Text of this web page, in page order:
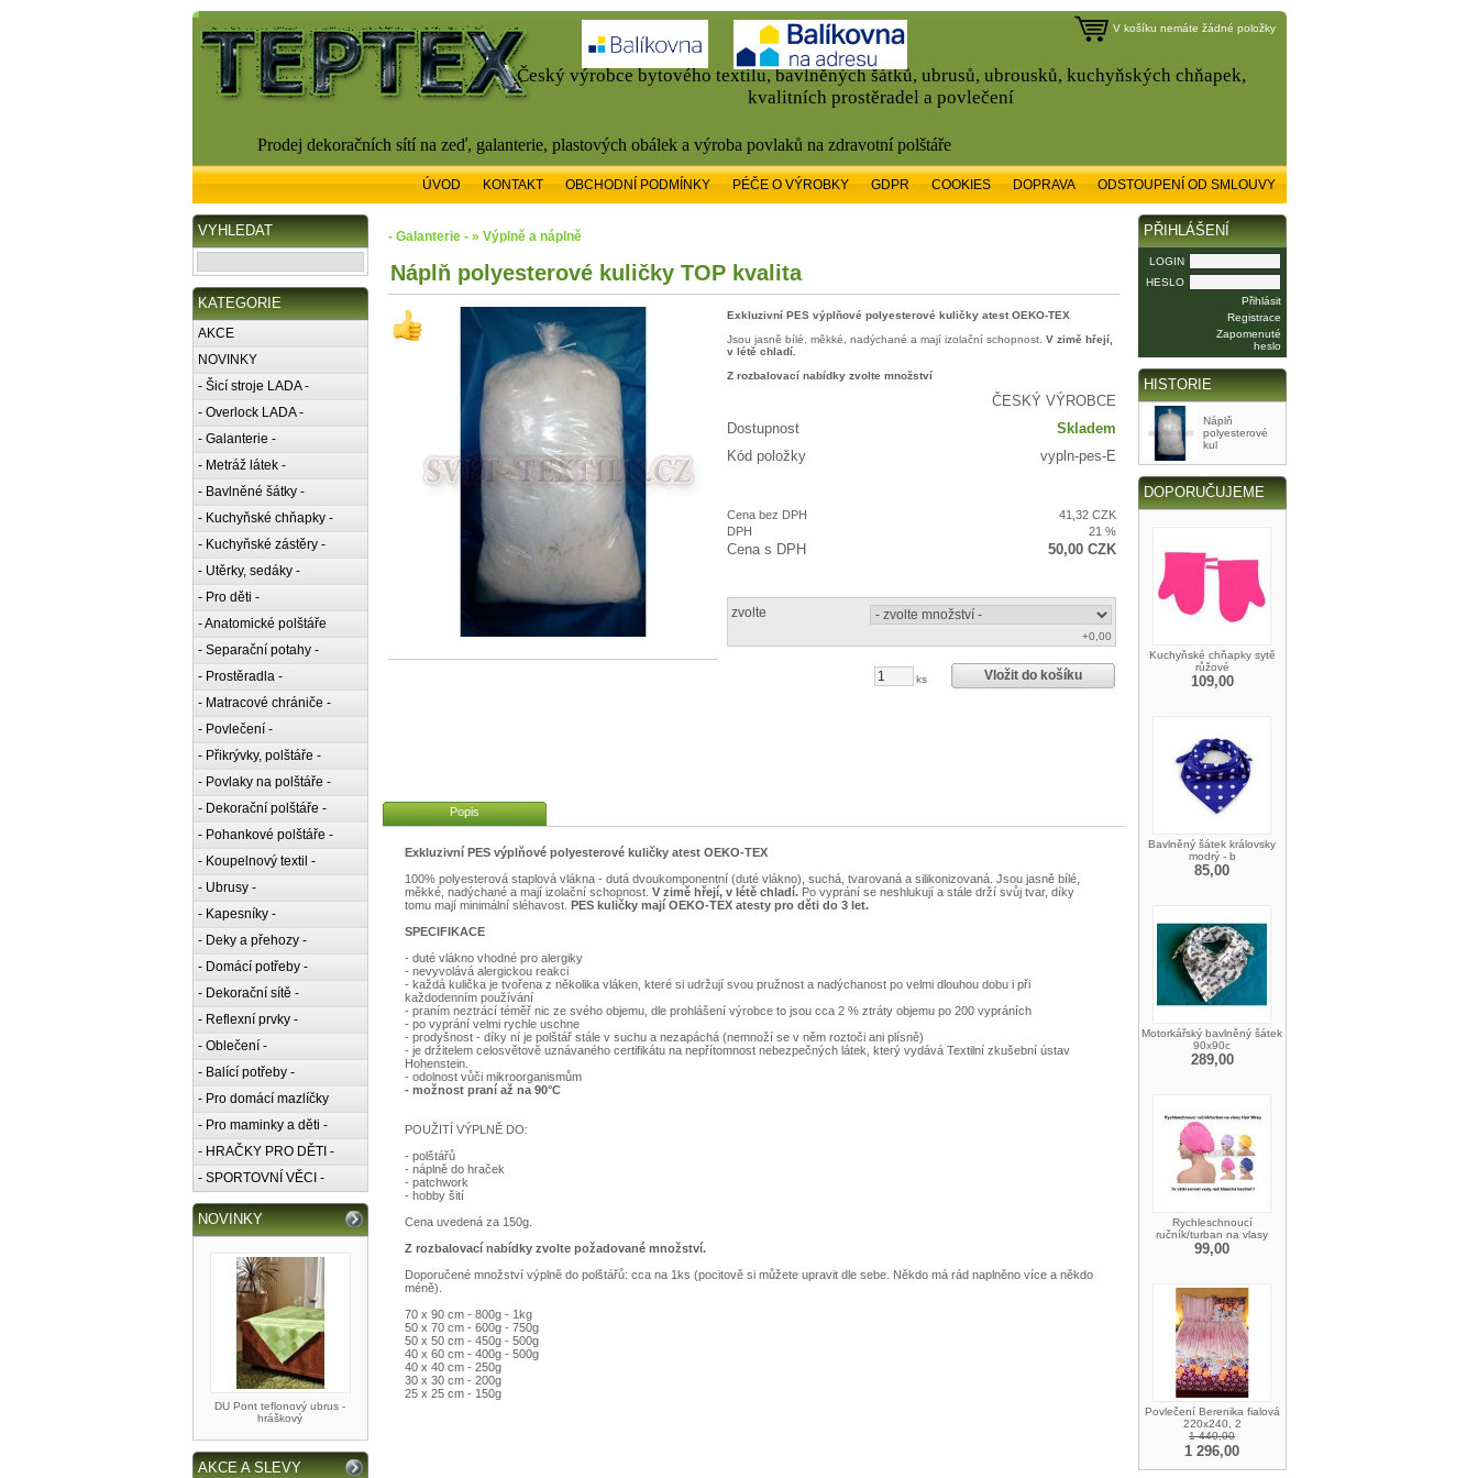
Český výrobce bytového textilu, bavlněných šátků, ubrusů, ubrousků, kuchyňských chňapek,
kvalitních prostěradel a povlečení
Prodej dekoračních sítí na zeď, galanterie, plastových obálek a výroba povlaků na zdravotní polštáře
V košíku nemáte žádné položky
ÚVOD KONTAKT OBCHODNÍ PODMÍNKY PÉČE O VÝROBKY GDPR COOKIES DOPRAVA ODSTOUPENÍ OD SMLOUVY
VYHLEDAT
KATEGORIE
AKCE
NOVINKY
- Šicí stroje LADA -
- Overlock LADA -
- Galanterie -
- Metráž látek -
- Bavlněné šátky -
- Kuchyňské chňapky -
- Kuchyňské zástěry -
- Utěrky, sedáky -
- Pro děti -
- Anatomické polštáře
- Separační potahy -
- Prostěradla -
- Matracové chrániče -
- Povlečení -
- Přikrývky, polštáře -
- Povlaky na polštáře -
- Dekorační polštáře -
- Pohankové polštáře -
- Koupelnový textil -
- Ubrusy -
- Kapesníky -
- Deky a přehozy -
- Domácí potřeby -
- Dekorační sítě -
- Reflexní prvky -
- Oblečení -
- Balící potřeby -
- Pro domácí mazlíčky
- Pro maminky a děti -
- HRAČKY PRO DĚTI -
- SPORTOVNÍ VĚCI -
NOVINKY
DU Pont teflonový ubrus -
hráškový
AKCE A SLEVY
- Galanterie - » Výplně a náplně
Náplň polyesterové kuličky TOP kvalita
Exkluzivní PES výplňové polyesterové kuličky atest OEKO-TEX
Jsou jasně bílé, měkké, nadýchané a mají izolační schopnost. V zimě hřejí,
v létě chladí.
Z rozbalovací nabídky zvolte množství
ČESKÝ VÝROBCE
Dostupnost
Skladem
Kód položky
vypln-pes-E
Cena bez DPH
41,32 CZK
DPH
21 %
Cena s DPH 50,00 CZK
zvolte
+0,00
Vložit do košíku
ks
Popis
Exkluzivní PES výplňové polyesterové kuličky atest OEKO-TEX
100% polyesterová staplová vlákna - dutá dvoukomponentní (duté vlákno), suchá, tvarovaná a silikonizovaná. Jsou jasně bílé,
měkké, nadýchané a mají izolační schopnost. V zimě hřejí, v létě chladí.Po vyprání se neshlukují a stále drží svůj tvar, díky
tomu mají minimální sléhavost. PES kuličky mají OEKO-TEX atesty pro děti do 3 let.
SPECIFIKACE
- duté vlákno vhodné pro alergiky
- nevyvolává alergickou reakci
- každá kulička je tvořena z několika vláken, které si udržují svou pružnost a nadýchanost po velmi dlouhou dobu i při
každodenním používání
- praním neztrácí téměř nic ze svého objemu, dle prohlášení výrobce to jsou cca 2 % ztráty objemu po 200 vypráních
- po vyprání velmi rychle uschne
- prodyšnost - díky ní je polštář stále v suchu a nezapáchá (nemnoží se v něm roztoči ani plísně)
- je držitelem celosvětově uznávaného certifikátu na nepřítomnost nebezpečných látek, který vydává Textilní zkušební ústav
Hohenstein.
- odolnost vůči mikroorganismům
- možnost praní až na 90°C
POUŽITÍ VÝPLNĚ DO:
- polštářů
- náplně do hraček
- patchwork
- hobby šití
Cena uvedená za 150g.
Z rozbalovací nabídky zvolte požadované množství.
Doporučené množství výplně do polštářů: cca na 1ks (pocitově si můžete upravit dle sebe. Někdo má rád naplněno více a někdo
méně).
70 x 90 cm - 800g - 1kg
50 x 70 cm - 600g - 750g
50 x 50 cm - 450g - 500g
40 x 60 cm - 400g - 500g
40 x 40 cm - 250g
30 x 30 cm - 200g
25 x 25 cm - 150g
PŘIHLÁŠENÍ
LOGIN
HESLO
Přihlásit
Registrace
Zapomenuté
heslo
HISTORIE
Náplň
polyesterové
kul
DOPORUČUJEME
Kuchyňské chňapky sytě
růžové
109,00
Bavlněný šátek královsky
modrý - b
85,00
Motorkářský bavlněný šátek
90x90c
289,00
Rychleschnoucí
ručník/turban na vlasy
99,00
Povlečení Berenika fialová
220x240, 2
1 440,00
1 296,00